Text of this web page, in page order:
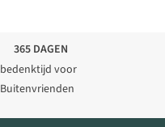
365 DAGEN
bedenktijd voor
Buitenvrienden